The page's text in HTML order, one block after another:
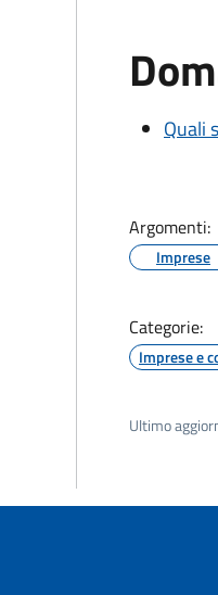
Quali
Argomenti:
Imprese
Categorie:
Imprese e
Ultimo